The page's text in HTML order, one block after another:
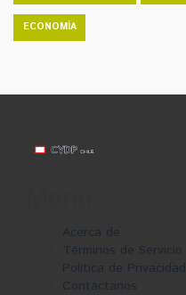
ECONOMÍA
Acerca de
Términos de Servicio
Política de Privacidad
Contáctanos